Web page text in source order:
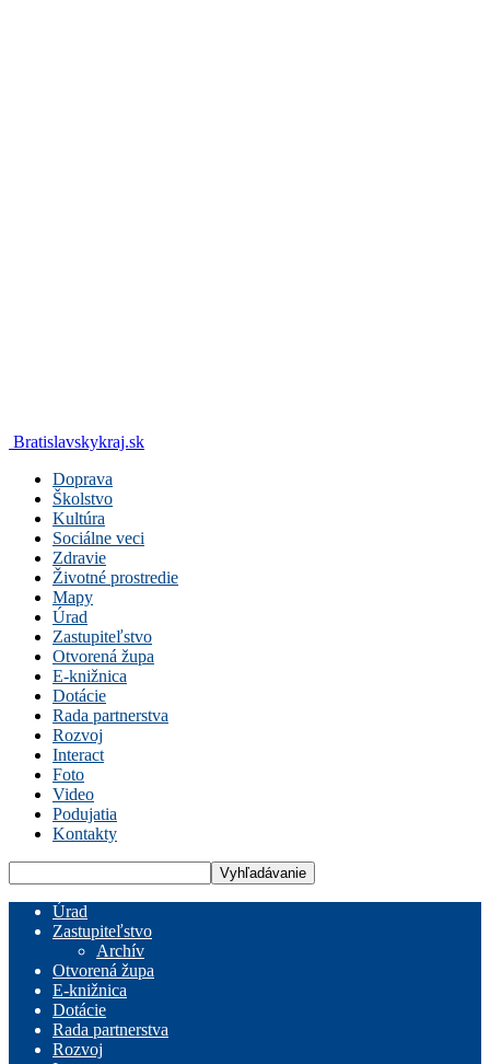
Bratislavskykraj.sk
Doprava
Školstvo
Kultúra
Sociálne veci
Zdravie
Životné prostredie
Mapy
Úrad
Zastupiteľstvo
Otvorená župa
E-knižnica
Dotácie
Rada partnerstva
Rozvoj
Interact
Foto
Video
Podujatia
Kontakty
Úrad
Zastupiteľstvo
Archív
Otvorená župa
E-knižnica
Dotácie
Rada partnerstva
Rozvoj